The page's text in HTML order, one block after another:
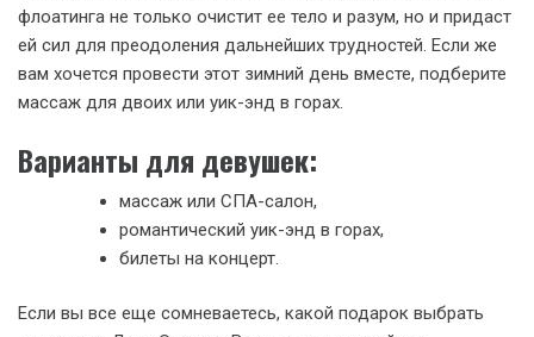
флоатинга не только очистит ее тело и разум, но и придаст
ей сил для преодоления дальнейших трудностей. Если же
вам хочется провести этот зимний день вместе, подберите
массаж для двоих или уик-энд в горах.
Варианты для девушек:
массаж или СПА-салон,
романтический уик-энд в горах,
билеты на концерт.
Если вы все еще сомневаетесь, какой подарок выбрать